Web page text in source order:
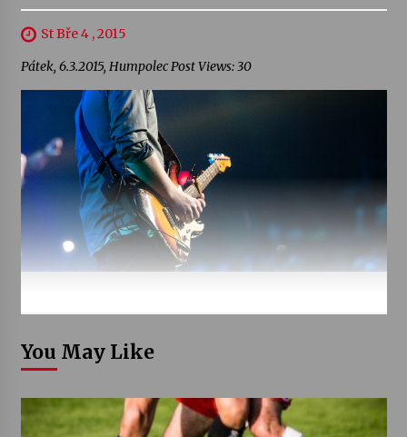
St Bře 4 , 2015
Pátek, 6.3.2015, Humpolec Post Views: 30
You May Like